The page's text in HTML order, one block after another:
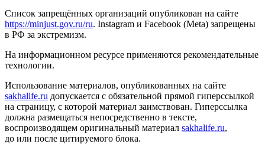
Список запрещённых организаций опубликован на сайте
https://minjust.gov.ru/ru. Instagram и Facebook (Metа) запрещены
в РФ за экстремизм.
На информационном ресурсе применяются рекомендательные
технологии.
Использование материалов, опубликованных на сайте
sakhalife.ru допускается с обязательной прямой гиперссылкой
на страницу, с которой материал заимствован. Гиперссылка
должна размещаться непосредственно в тексте,
воспроизводящем оригинальный материал sakhalife.ru,
до или после цитируемого блока.